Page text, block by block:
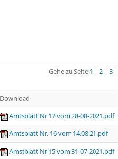
Gehe zu Seite 1 | 2 | 3 |
Download
Amtsblatt Nr 17 vom 28-08-2021.pdf
Amtsblatt Nr. 16 vom 14.08.21.pdf
Amstblatt Nr 15 vom 31-07-2021.pdf